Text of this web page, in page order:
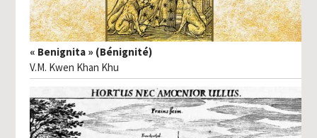
« Benignita » (Bénignité)
V.M. Kwen Khan Khu